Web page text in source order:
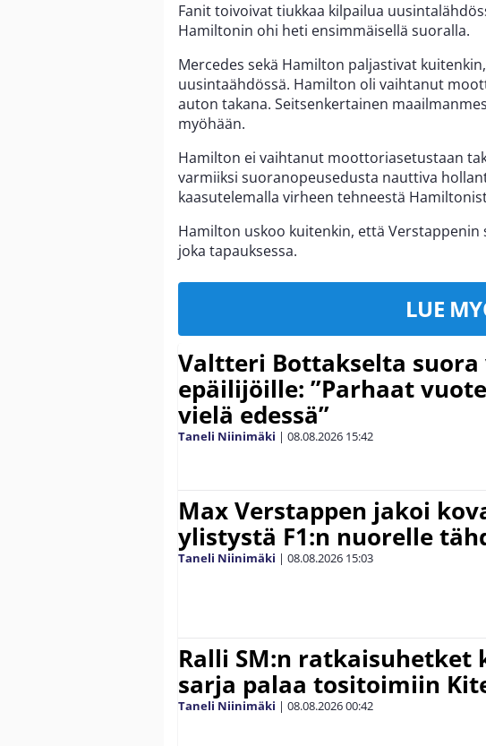
Fanit toivoivat tiukkaa kilpailua
Hamiltonin ohi heti ensimmäisellä suoralla.
Mercedes sekä Hamilton paljastivat
uusintaähdössä. Hamilton oli vaihtanut
auton takana. Seitsenkertainen
myöhään.
Hamilton ei vaihtanut moottoriasetustaan
varmiiksi suoranopeusedusta nauttiva
kaasutelemalla virheen tehneestä
Hamilton uskoo kuitenkin, että
joka tapauksessa.
LUE
Valtteri Bottakselta suora
epäilijöille: ”Parhaat
vielä edessä”
Taneli Niinimäki | 08.08.2026 15:42
Max Verstappen jakoi
ylistystä F1:n nuorelle
Taneli Niinimäki | 08.08.2026 15:03
Ralli SM:n ratkaisuhetket
sarja palaa tositoimiin
Taneli Niinimäki | 08.08.202600:42